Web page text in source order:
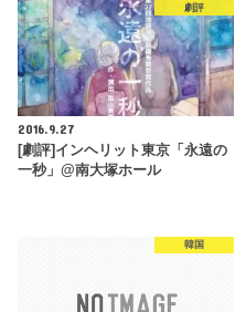
劇評
2016.9.27
[劇評]インヘリット東京「永遠の
一秒」@南大塚ホール
韓国